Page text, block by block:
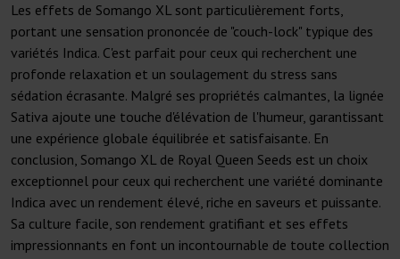
Les effets de Somango XL sont particulièrement forts,
portant une sensation prononcée de "couch-lock" typique des
variétés Indica. C'est parfait pour ceux qui recherchent une
profonde relaxation et un soulagement du stress sans
sédation écrasante. Malgré ses propriétés calmantes, la lignée
Sativa ajoute une touche d'élévation de l'humeur, garantissant
une expérience globale équilibrée et satisfaisante. En
conclusion, Somango XL de Royal Queen Seeds est un choix
exceptionnel pour ceux qui recherchent une variété dominante
Indica avec un rendement élevé, riche en saveurs et puissante.
Sa culture facile, son rendement gratifiant et ses effets
impressionnants en font un incontournable de toute collection